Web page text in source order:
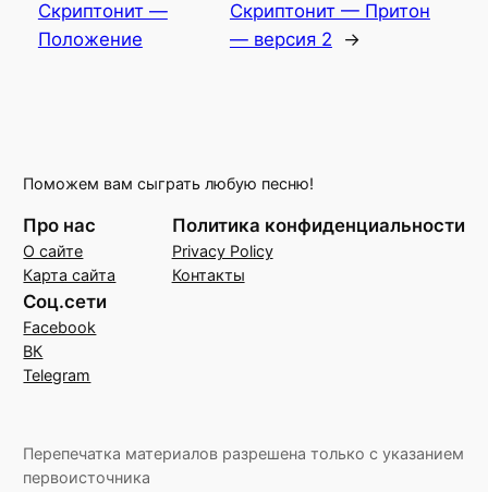
Скриптонит —
Положение
Скриптонит — Притон
— версия 2
→
Поможем вам сыграть любую песню!
Про нас
О сайте
Карта сайта
Политика конфиденциальности
Privacy Policy
Контакты
Соц.сети
Facebook
ВК
Telegram
Перепечатка материалов разрешена только с указанием
первоисточника